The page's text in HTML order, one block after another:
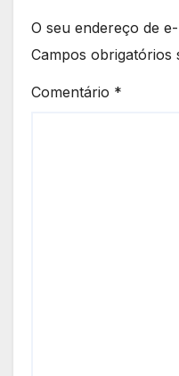
O seu endereço de
Campos obrigatórios
Comentário *